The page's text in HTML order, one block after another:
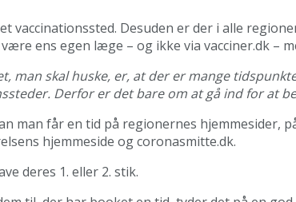
vaccinationssted. Desuden er der i alle
ens egen læge – og ikke via vacciner.dk –
man skal huske, er, at der er mange
Derfor er det bare om at gå ind for at
man får en tid på regionernes hjemmesider,
hjemmeside og coronasmitte.dk.
deres 1. eller 2. stik.